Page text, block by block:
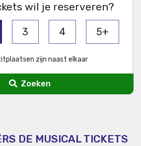
wil je reserveren?
3 4 5+
zijn naast elkaar
Zoeken
DE MUSICAL TICKETS